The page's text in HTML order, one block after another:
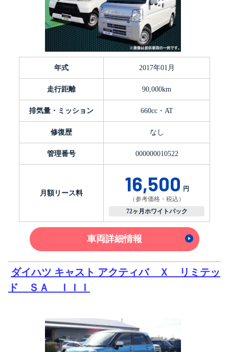
年式 2017年01月
走行距離 90,000km
排気量・ミッション 660cc・AT
修復歴 なし
管理番号 000000010522
月額リース料 16,500 円
（参考価格・税込）
72ヶ月ホワイトパック
車両詳細情報
ダイハツ キャスト アクティバ Ｘ リミテッ
ド ＳＡ ＩＩＩ